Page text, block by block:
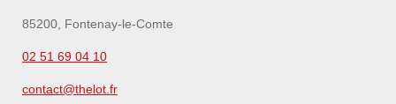
85200, Fontenay-le-Comte
02 51 69 04 10
contact@thelot.fr